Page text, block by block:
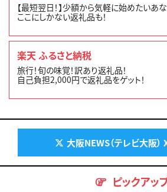
【最短翌日！】少額から気軽に始めたいあな
ここにしかない返礼品も！
楽天 ふるさと納税
旅行！旬の味覚！訳あり返礼品！
自己負担2,000円で返礼品をゲット！
大阪NEWS（テレビ大阪
ピックアッ